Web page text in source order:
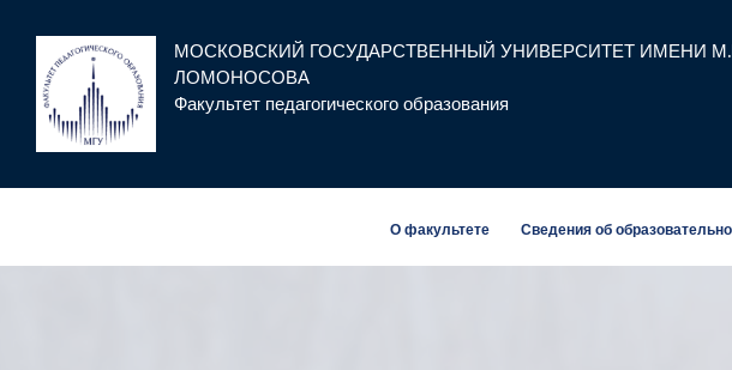
МОСКОВСКИЙ ГОСУДАРСТВЕННЫЙ УНИВЕРСИТЕТ ИМЕНИ
ЛОМОНОСОВА
Факультет педагогического образования
О факультете Сведения об